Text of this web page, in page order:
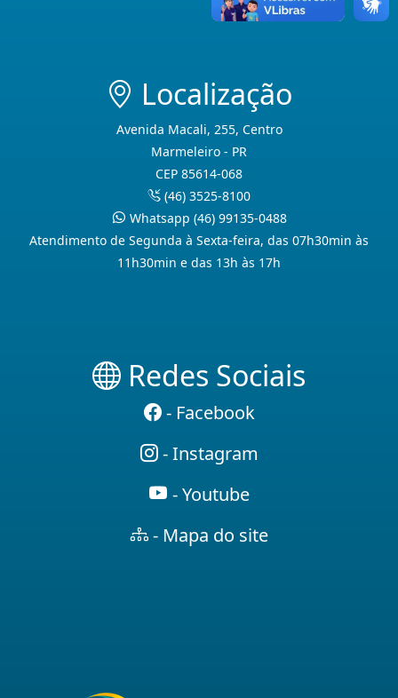
Localização
Avenida Macali, 255, Centro
Marmeleiro - PR
CEP 85614-068
(46) 3525-8100
Whatsapp (46) 99135-0488
Atendimento de Segunda à Sexta-feira, das 07h30min às
11h30min e das 13h às 17h
Redes Sociais
- Facebook
- Instagram
- Youtube
- Mapa do site